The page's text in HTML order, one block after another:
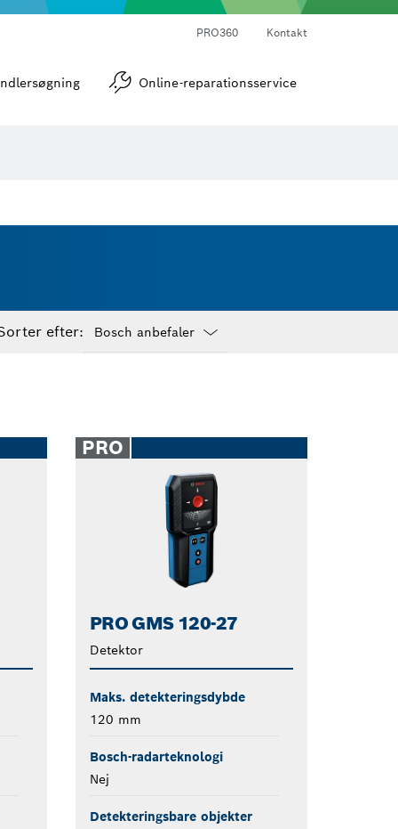
PRO360 Kontakt
Online-reparationsservice
efter:
PRO
PRO GMS 120-27
Detektor
Maks. detekteringsdybde
120 mm
Bosch-radarteknologi
Nej
Detekteringsbare objekter